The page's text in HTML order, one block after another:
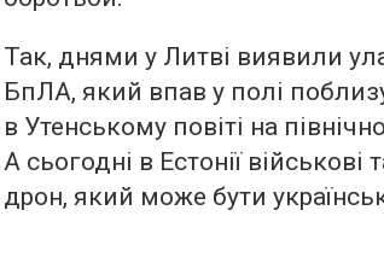
Так, днями у Литві виявили
БпЛА, який впав у полі
в Утенському повіті на
А сьогодні в Естонії
дрон, який може бути